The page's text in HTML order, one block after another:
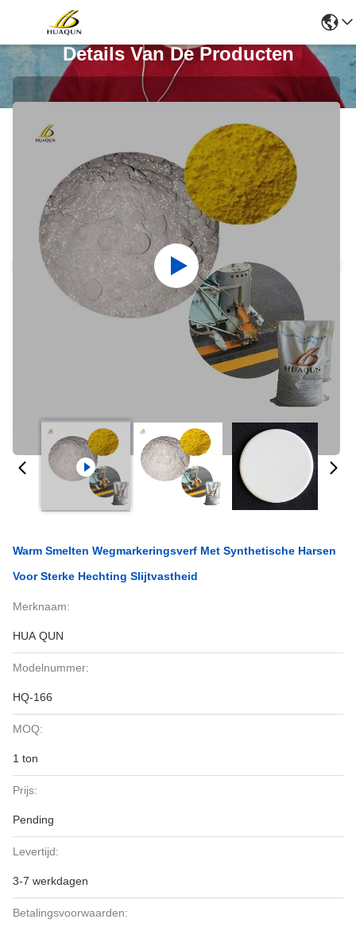
Details Van De Producten
Warm Smelten Wegmarkeringsverf Met Synthetische Harsen
Voor Sterke Hechting Slijtvastheid
Merknaam:
HUA QUN
Modelnummer:
HQ-166
MOQ:
1 ton
Prijs:
Pending
Levertijd:
3-7 werkdagen
Betalingsvoorwaarden: